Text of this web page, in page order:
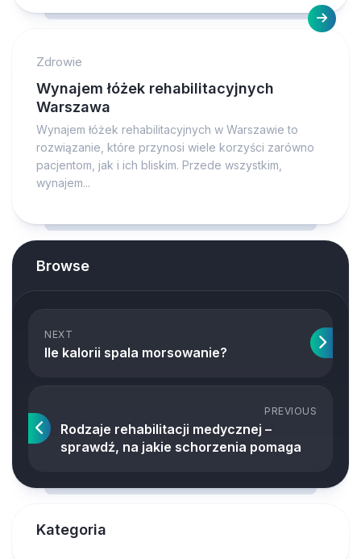
Zdrowie
Wynajem łóżek rehabilitacyjnych
Warszawa
Wynajem łóżek rehabilitacyjnych w Warszawie to
rozwiązanie, które przynosi wiele korzyści zarówno
pacjentom, jak i ich bliskim. Przede wszystkim,
wynajem...
Browse
NEXT
Ile kalorii spala morsowanie?
PREVIOUS
Rodzaje rehabilitacji medycznej –
sprawdź, na jakie schorzenia pomaga
Kategoria